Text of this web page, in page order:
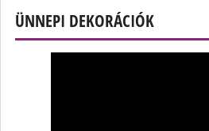
ÜNNEPI DEKORÁCIÓK